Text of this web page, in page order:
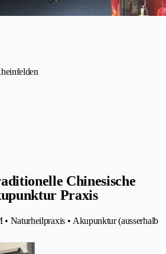
Chinesische
Praxis
Naturheilpraxis • Akupunktur (ausserhalb